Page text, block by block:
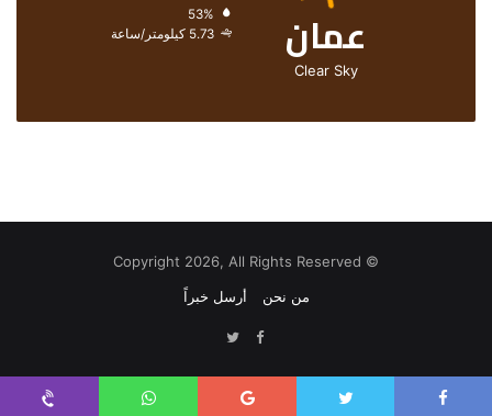
عمان
Clear Sky
الرطوبة:
الرياح:
© Copyright 2026, All Rights Reserved
من نحن
أرسل خبراً